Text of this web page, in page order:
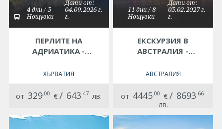
4 дни / 3
Нощувки
Дати от:
04.09.2026 г.
г.
ПЕРЛИТЕ НА
АДРИАТИКА -
АВТОБУС
ХЪРВАТИЯ
от 329 .00 €/ 643 .47 лв.
11 дни / 8
Нощувки
Дати от:
03.02.2027 г.
г.
ЕКСКУРЗИЯ В
АВСТРАЛИЯ -
АВСТРАЛИЯ -
МЕЛБЪРН,
ГОЛЕМИЯТ
БАРИЕРЕН РИФ,
СИДНИ И СИНИТЕ
ПЛАНИНИ!
АВСТРАЛИЯ
от 4445 .00 €/ 8693 .66
лв.